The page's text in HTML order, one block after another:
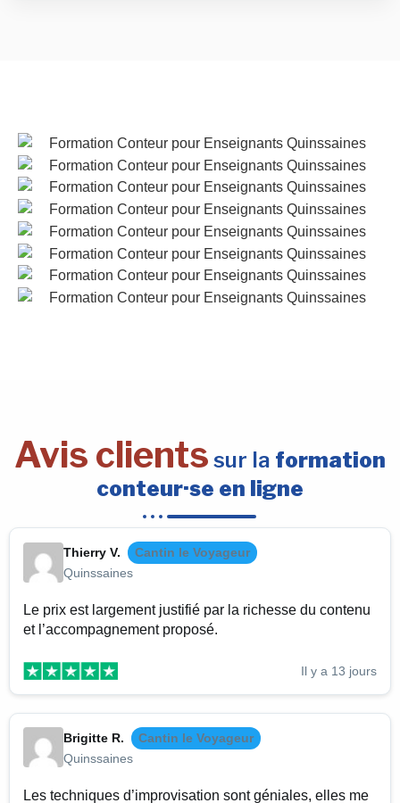
Avis clients sur la formation
conteur·se en ligne
Thierry V.
Cantin le Voyageur
Quinssaines
Le prix est largement justifié par la richesse du contenu
et l’accompagnement proposé.
Il y a 13 jours
Brigitte R.
Cantin le Voyageur
Quinssaines
Les techniques d’improvisation sont géniales, elles me